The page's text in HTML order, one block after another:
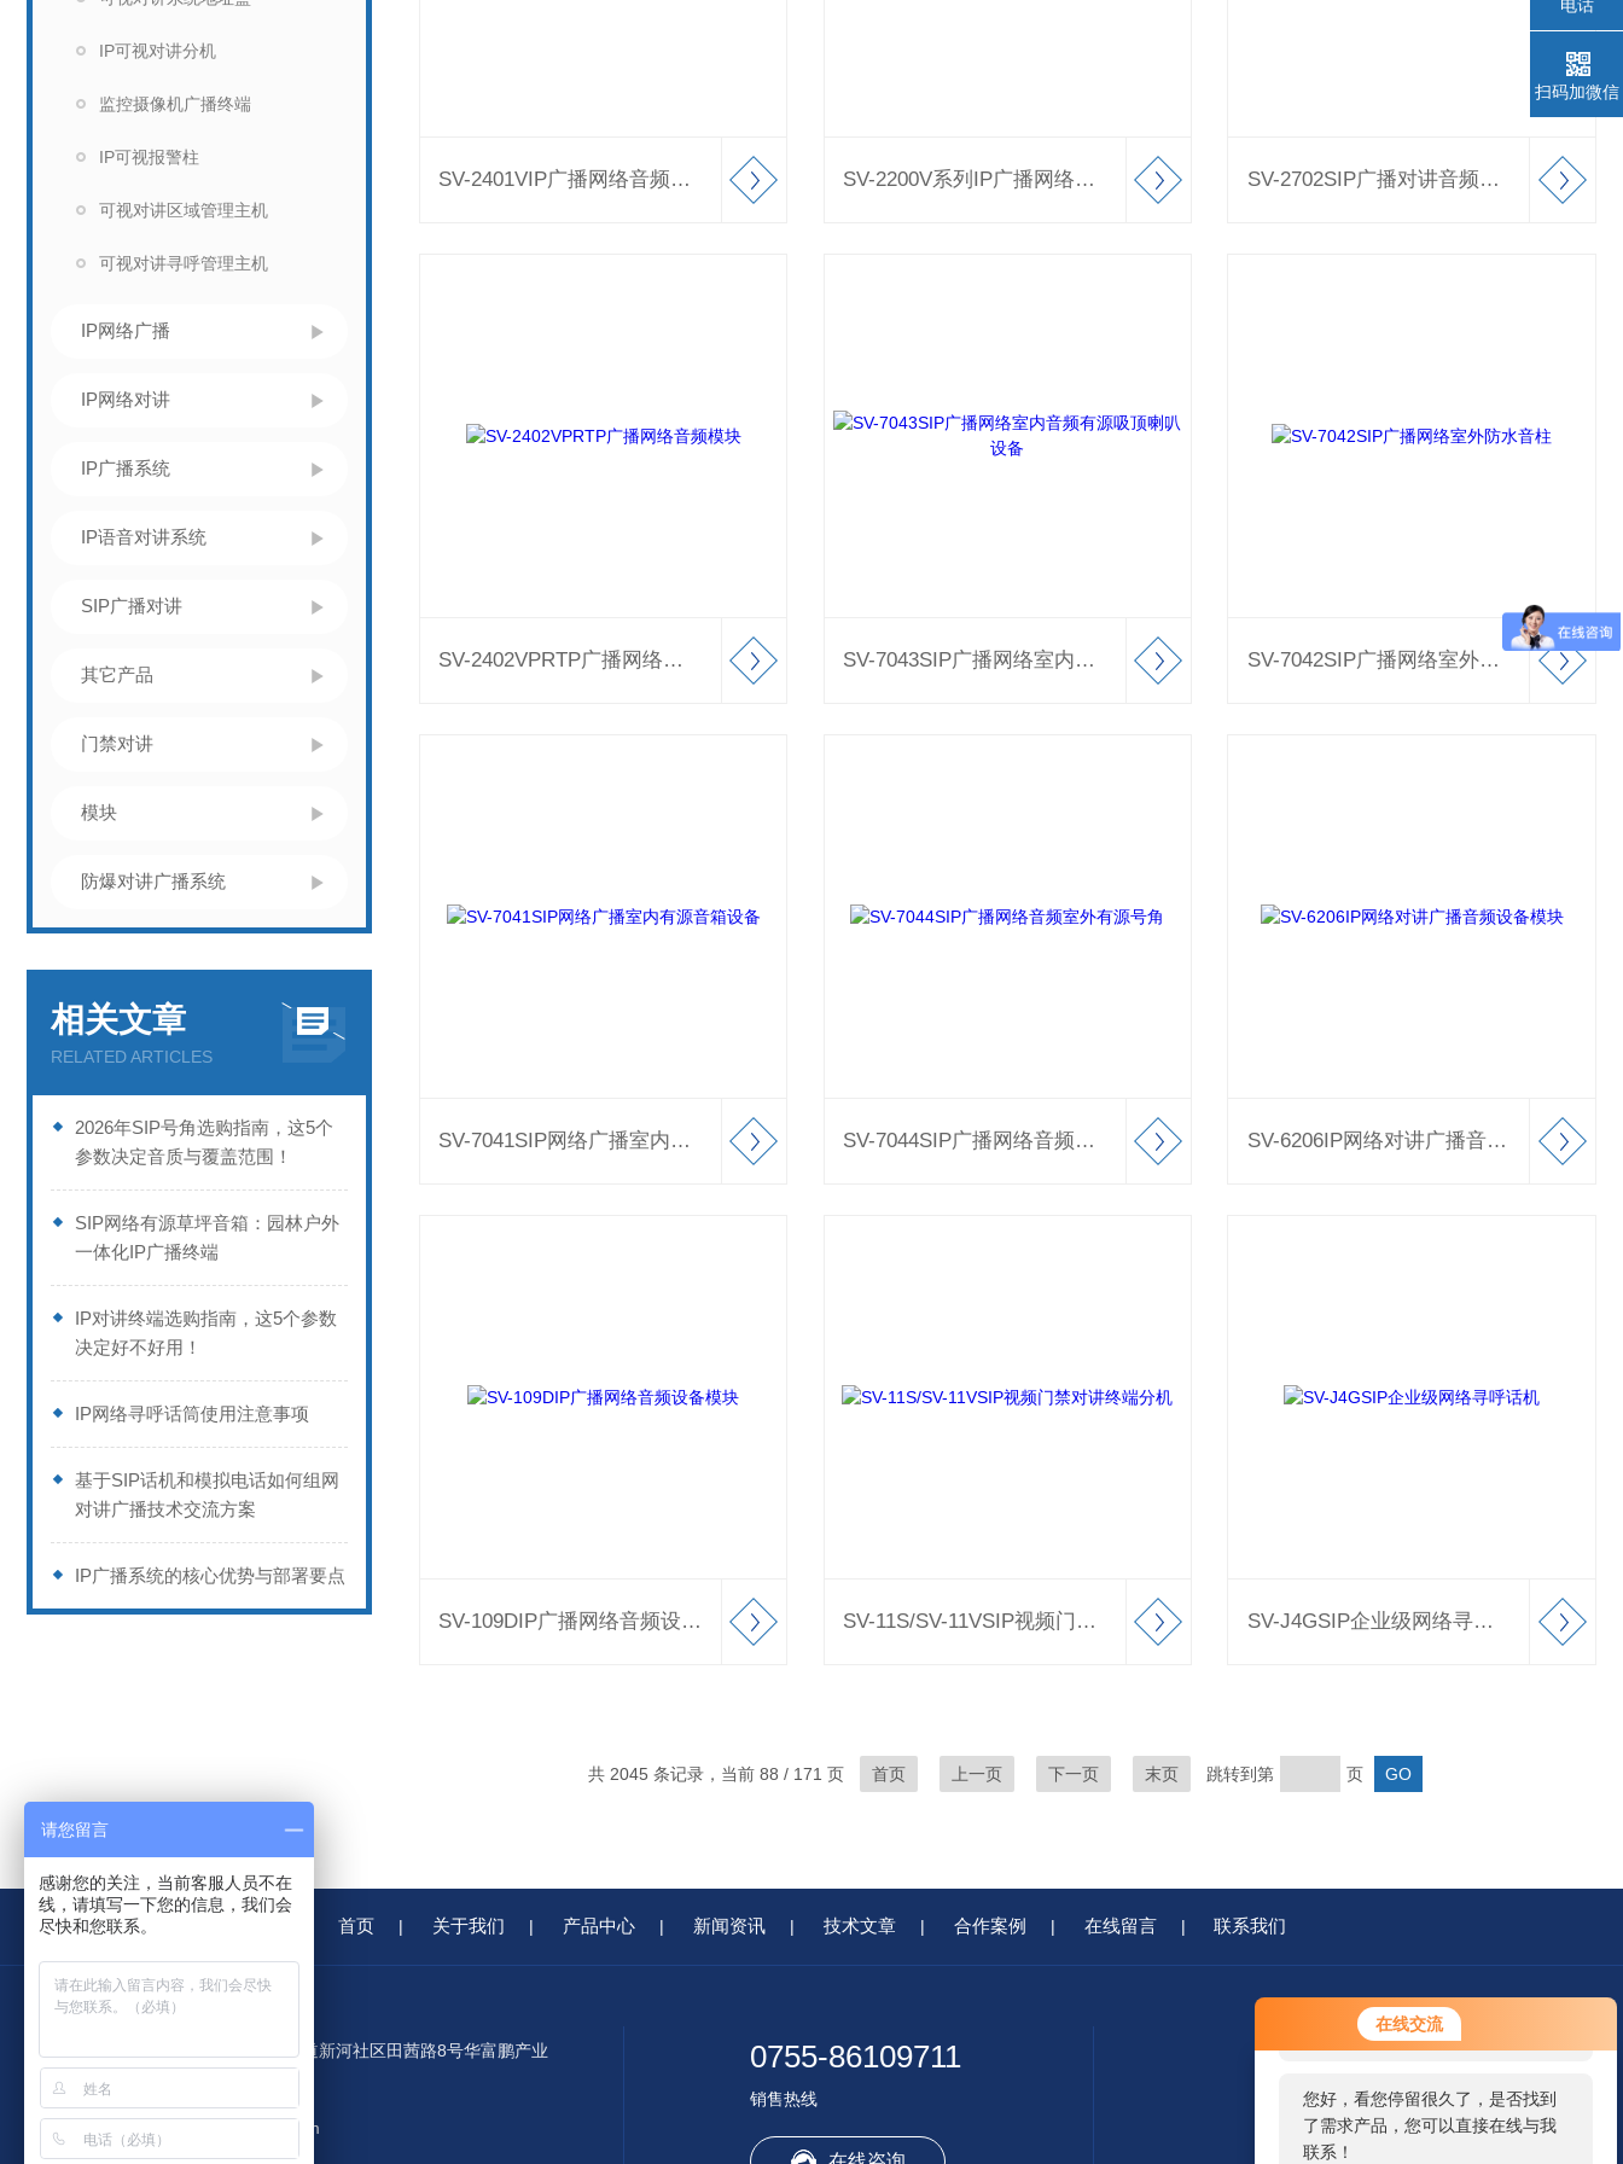
在线交流
您好！欢迎前来咨询，很高兴为您
服务，请问您要咨询什么问题呢？
您好，看您停留很久了，是否找到
了需求产品，您可以直接在线与我
联系！
IP可视对讲分机
监控摄像机广播终端
IP可视报警柱
可视对讲区域管理主机
可视对讲寻呼管理主机
IP网络广播
IP网络对讲
IP广播系统
IP语音对讲系统
SIP广播对讲
其它产品
门禁对讲
模块
防爆对讲广播系统
相关文章
RELATED ARTICLES
2026年SIP号角选购指南，这5个
参数决定音质与覆盖范围！
SIP网络有源草坪音箱：园林户外
一体化IP广播终端
IP对讲终端选购指南，这5个参数
决定好不好用！
IP网络寻呼话筒使用注意事项
基于SIP话机和模拟电话如何组网
对讲广播技术交流方案
IP广播系统的核心优势与部署要点
SV-2401VIP广播网络音频模块 SV-2200V系列IP广播网络音频模块 SV-2702SIP广播对讲音频模块
SV-2402VPRTP广播网络音频模块 SV-7043SIP广播网络室内音频有源吸顶喇叭设备 SV-7042SIP广播网络室外防水音柱
SV-7041SIP网络广播室内有源音箱设备 SV-7044SIP广播网络音频室外有源号角 SV-6206IP网络对讲广播音频设备模块
SV-109DIP广播网络音频设备模块 SV-11S/SV-11VSIP视频门禁对讲终端分机 SV-J4GSIP企业级网络寻呼话机
共 2045 条记录，当前 88 / 171 页 首页 上一页 下一页 末页 跳转到第 页
首页 | 关于我们 | 产品中心 | 新闻资讯 | 技术文章 | 合作案例 | 在线留言 | 联系我们
公司地址：深圳市龙华区观澜街道新河社区田茜路8号华富鹏产业
园C栋408室
公司邮箱：3008992182@qq.com
0755-86109711
销售热线
电话
扫码加微信
请您留言
感谢您的关注，当前客服人员不在
线，请填写一下您的信息，我们会
尽快和您联系。